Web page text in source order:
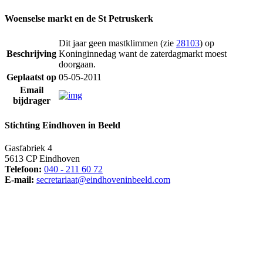
Woenselse markt en de St Petruskerk
Beschrijving
Dit jaar geen mastklimmen (zie 28103) op
Koninginnedag want de zaterdagmarkt moest
doorgaan.
Geplaatst op 05-05-2011
Email
bijdrager
Stichting Eindhoven in Beeld
Gasfabriek 4
5613 CP Eindhoven
Telefoon: 040 - 211 60 72
E-mail: secretariaat@eindhoveninbeeld.com